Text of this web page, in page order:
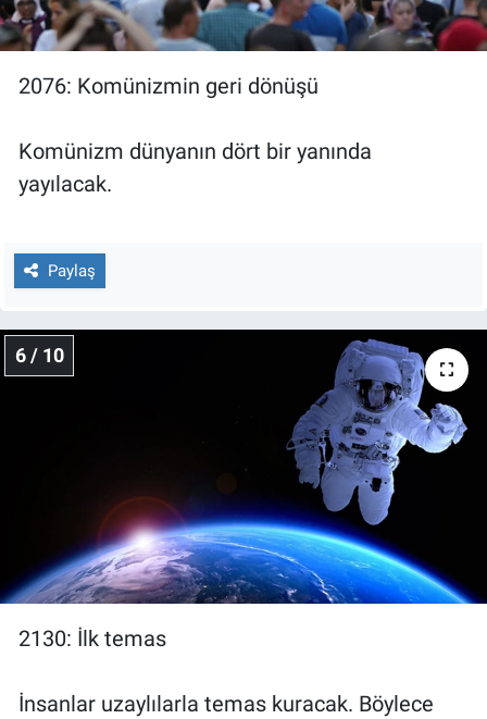
2076: Komünizmin geri dönüşü
Komünizm dünyanın dört bir yanında
yayılacak.
Paylaş
6 / 10
2130: İlk temas
İnsanlar uzaylılarla temas kuracak. Böylece